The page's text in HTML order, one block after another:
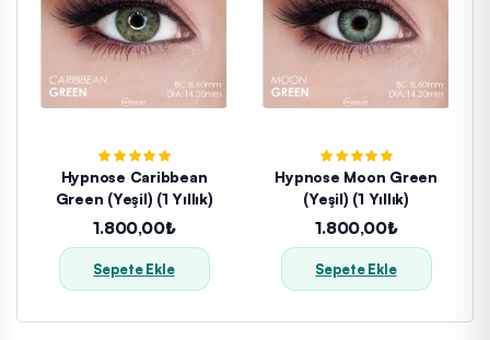
Hypnose Caribbean
Green (Yeşil) (1 Yıllık)
1.800,00₺
Sepete Ekle
Hypnose Moon Green
(Yeşil) (1 Yıllık)
1.800,00₺
Sepete Ekle